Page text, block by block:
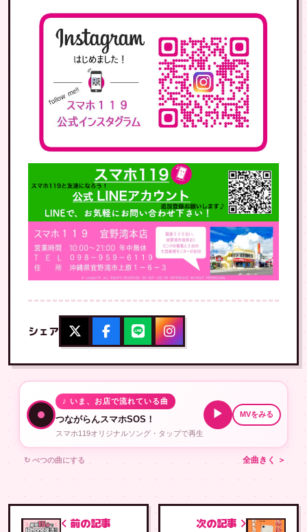
シェア
♪ いま、お店で流れている曲
つながらんスマホSOS！
スマホ119オリジナルソング・タップで再生
▶ MVをみる
↻ べつの曲にする 全曲きく ＞
前の記事
次の記事